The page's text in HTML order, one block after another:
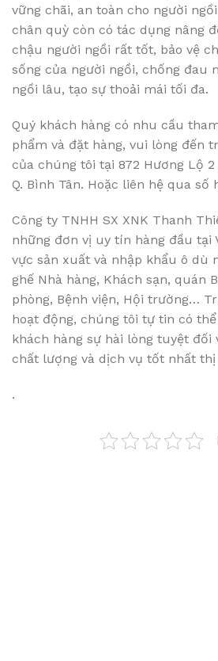
vững chãi, an toàn cho người
chân quỳ còn có tác dụng nâng
chậu người ngồi rất tốt, bảo vệ
sống của người ngồi, chống đau
ngồi lâu, tạo sự thoải mái tối đa.
Quý khách hàng có nhu cầu
phẩm và đặt hàng, vui lòng đến
của chúng tôi tại 872 Hương Lộ 2
Q. Bình Tân. Hoặc liên hệ qua số
Công ty TNHH SX XNK Thanh
những đơn vị uy tín hàng đầu tại
vực sản xuất và nhập khẩu ô dù
ghế Nhà hàng, Khách sạn, quán
phòng, Bệnh viện, Hội trường…
hoạt động, chúng tôi tự tin có
khách hàng sự hài lòng tuyệt đối
chất lượng và dịch vụ tốt nhất thị
.